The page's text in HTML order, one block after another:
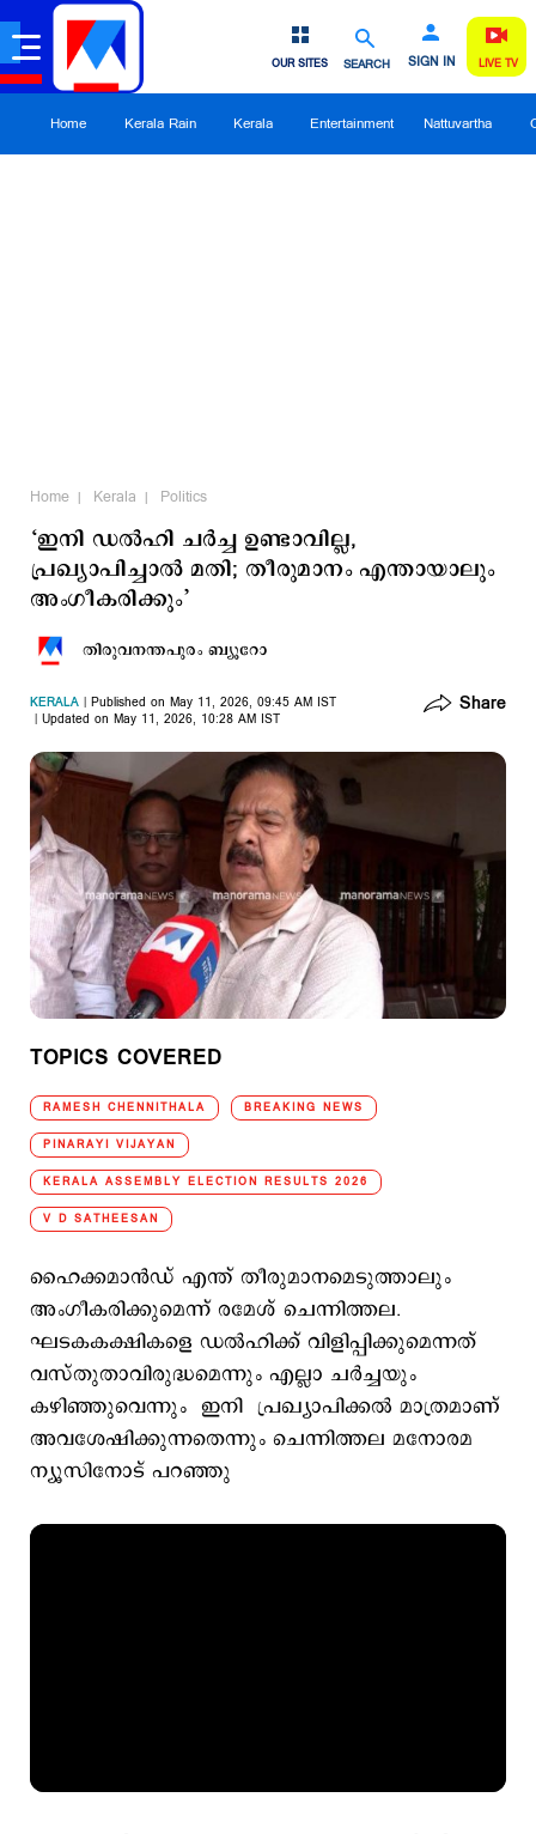
SEARCH SIGN IN
OUR SITES LIVE TV
Home Kerala Rain Kerala Entertainment Nattuvartha
Home Kerala Politics
‘ഇനി ഡല്‍ഹി ചര്‍ച്ച ഉണ്ടാവില്ല,
പ്രഖ്യാപിച്ചാല്‍ മതി; തീരുമാനം എന്തായാലും
അംഗീകരിക്കും’
തിരുവനന്തപുരം ബ്യൂറോ
KERALA
Published on May 11, 2026, 09:45 AM IST
Updated on May 11, 2026, 10:28 AM IST
Share
TOPICS COVERED
RAMESH CHENNITHALA BREAKING NEWS
PINARAYI VIJAYAN
KERALA ASSEMBLY ELECTION RESULTS 2026
V D SATHEESAN
ഹൈക്കമാന്‍ഡ് എന്ത് തീരുമാനമെടുത്താലും
അംഗീകരിക്കുമെന്ന് രമേശ് ചെന്നിത്തല.
ഘടകകക്ഷികളെ ഡൽഹിക്ക് വിളിപ്പിക്കുമെന്നത്
വസ്തുതാവിരുദ്ധമെന്നും എല്ലാ ചർച്ചയും
കഴിഞ്ഞുവെന്നും ഇനി പ്രഖ്യാപിക്കൽ മാത്രമാണ്
അവശേഷിക്കുന്നതെന്നും ചെന്നിത്തല മനോരമ
ന്യൂസിനോട് പറഞ്ഞു